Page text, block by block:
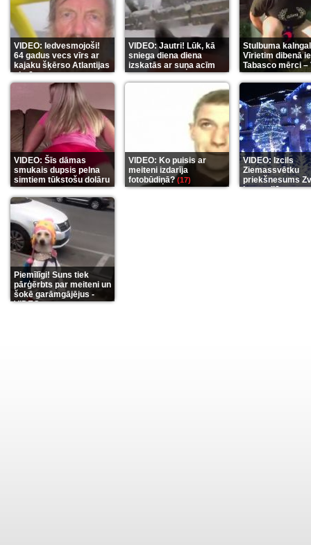
VIDEO: Iedvesmojoši!
64 gadus vecs vīrs ar
kajaku šķērso Atlantijas
okeānu(5)
VIDEO: Jautri! Lūk, kā
sniega diena diena
izskatās ar suņa acīm
(6)
Stulbuma
Vīrietim dibenā
Tabasco mērci –
(7)
VIDEO: Šīs dāmas
smukais dupsis pelna
simtiem tūkstošu dolāru
(9)
VIDEO: Ko puisis ar
meiteni izdarīja
fotobūdiņā?(17)
VIDEO: Izcils
Ziemassvētku
priekšnesums
karu stilā(7)
Piemīlīgi! Suns tiek
pārģērbts par meiteni un
šokē garāmgājējus -
VIDEO(8)